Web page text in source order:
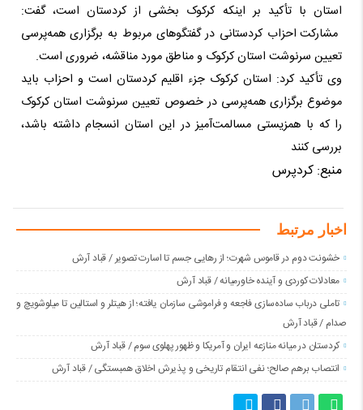
استان با تأکید بر اینکه‌ کرکوک بخشی از کردستان است، گفت:
مشارکت احزاب کردستانی در گفتگوهای مربوط به برگزاری همه‌پرسی
تعیین سرنوشت استان کرکوک و مناطق مورد مناقشه، ضروری است.
وی تأکید کرد: استان کرکوک جزء اقلیم کردستان است و احزاب باید
موضوع برگزاری همه‌پرسی در خصوص تعیین سرنوشت استان کرکوک
را که با همزیستی مسالمت‌آمیز در این استان انسجام داشته باشد،
بررسی کنند
منبع: کردپرس
اخبار مرتبط
خشونت دوم در قاموس شهرت؛ از رهایی جسم تا اسارت تصویر / قباد آرش
معادلات کوردی و آینده خاورمیانه / قباد آرش
تاملی درباب سادەسازی فاجعە و فراموشی سازمان یافتە؛ از هیتلر و استالین تا میلوشویچ و
صدام / قباد آرش
کردستان در میانه منازعە ایران و آمریکا و ظهور پهلوی سوم / قباد آرش
انتصاب برهم صالح؛ نفی انتقام تاریخی و پذیرش اخلاق همبستگی / قباد آرش